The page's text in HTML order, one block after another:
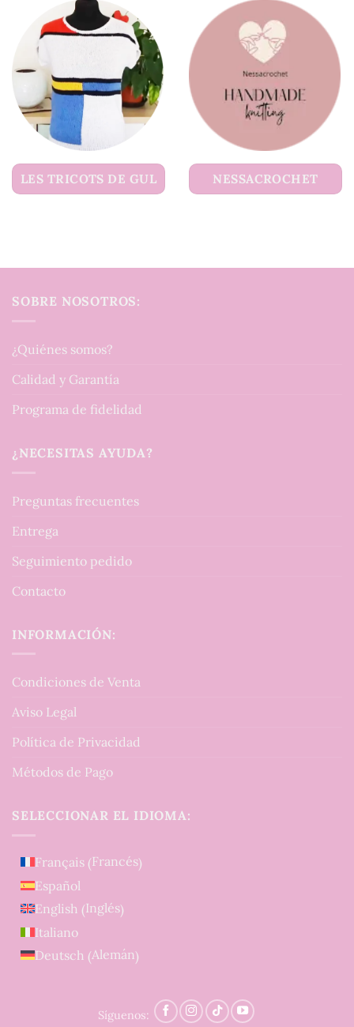
LES TRICOTS DE GUL NESSACROCHET
SOBRE NOSOTROS:
¿Quiénes somos?
Calidad y Garantía
Programa de fidelidad
¿NECESITAS AYUDA?
Preguntas frecuentes
Entrega
Seguimiento pedido
Contacto
INFORMACIÓN:
Condiciones de Venta
Aviso Legal
Política de Privacidad
Métodos de Pago
SELECCIONAR EL IDIOMA:
Français (Francés)
Español
English (Inglés)
Italiano
Deutsch (Alemán)
Síguenos: